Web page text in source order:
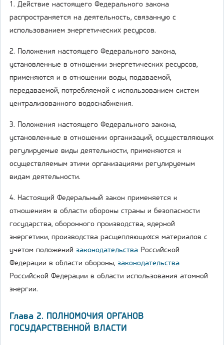
1. Действие настоящего Федерального закона
распространяется на деятельность, связанную с
использованием энергетических ресурсов.
2. Положения настоящего Федерального закона,
установленные в отношении энергетических ресурсов,
применяются и в отношении воды, подаваемой,
передаваемой, потребляемой с использованием систем
централизованного водоснабжения.
3. Положения настоящего Федерального закона,
установленные в отношении организаций, осуществляющих
регулируемые виды деятельности, применяются к
осуществляемым этими организациями регулируемым
видам деятельности.
4. Настоящий Федеральный закон применяется к
отношениям в области обороны страны и безопасности
государства, оборонного производства, ядерной
энергетики, производства расщепляющихся материалов с
учетом положений законодательства Российской
Федерации в области обороны, законодательства
Российской Федерации в области использования атомной
энергии.
Глава 2. ПОЛНОМОЧИЯ ОРГАНОВ
ГОСУДАРСТВЕННОЙ ВЛАСТИ